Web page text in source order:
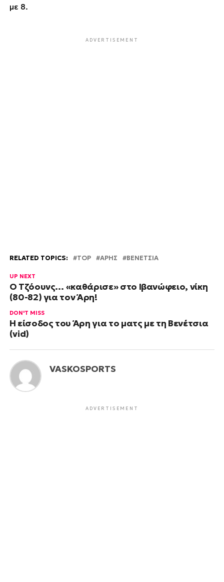
με 8.
ADVERTISEMENT
RELATED TOPICS: TOP ΑΡΗΣ ΒΕΝΕΤΣΙΑ
UP NEXT
Ο Τζόουνς… «καθάρισε» στο Ιβανώφειο, νίκη
(80-82) για τον Άρη!
DON'T MISS
Η είσοδος του Άρη για το ματς με τη Βενέτσια
(vid)
VASKOSPORTS
ADVERTISEMENT